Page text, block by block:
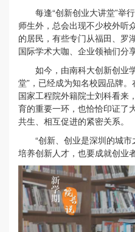
每逢“创新创业大讲堂”举
师生外，总会出现不少校外听
的居民，有些专门从福田、罗
国际学术大咖、企业领袖们分
如今，由南科大创新创业
堂”，已经成为知名校园品牌
国家工程院外籍院士刘科看来
育的重要一环，也恰恰印证了
共生、相互促进的紧密关系。
“创新、创业是深圳的城
培养创新人才，也要成就创业